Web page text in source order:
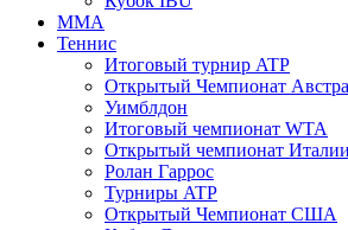
MMA
Теннис
Итоговый турнир ATP
Открытый Чемпионат
Уимблдон
Итоговый чемпионат WTA
Открытый чемпионат Италии
Ролан Гаррос
Турниры ATP
Открытый Чемпионат США